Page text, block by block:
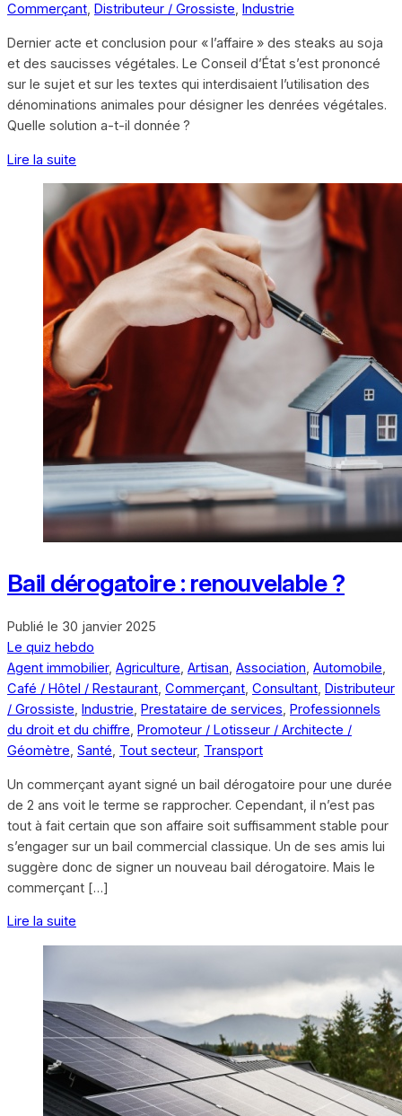
Commerçant, Distributeur / Grossiste, Industrie
Dernier acte et conclusion pour « l’affaire » des steaks au soja
et des saucisses végétales. Le Conseil d’État s’est prononcé
sur le sujet et sur les textes qui interdisaient l’utilisation des
dénominations animales pour désigner les denrées végétales.
Quelle solution a-t-il donnée ?
Lire la suite
Bail dérogatoire : renouvelable ?
Publié le 30 janvier 2025
Le quiz hebdo
Agent immobilier, Agriculture, Artisan, Association, Automobile,
Café / Hôtel / Restaurant, Commerçant, Consultant, Distributeur
/ Grossiste, Industrie, Prestataire de services, Professionnels
du droit et du chiffre, Promoteur / Lotisseur / Architecte /
Géomètre, Santé, Tout secteur, Transport
Un commerçant ayant signé un bail dérogatoire pour une durée
de 2 ans voit le terme se rapprocher. Cependant, il n’est pas
tout à fait certain que son affaire soit suffisamment stable pour
s’engager sur un bail commercial classique. Un de ses amis lui
suggère donc de signer un nouveau bail dérogatoire. Mais le
commerçant […]
Lire la suite